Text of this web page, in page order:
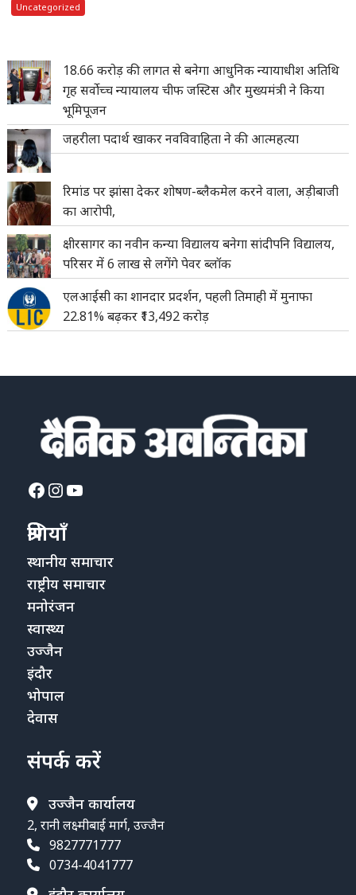
Uncategorized
18.66 करोड़ की लागत से बनेगा आधुनिक न्यायाधीश अतिथि
गृह सर्वोच्च न्यायालय चीफ जस्टिस और मुख्यमंत्री ने किया
भूमिपूजन
जहरीला पदार्थ खाकर नवविवाहिता ने की आत्महत्या
रिमांड पर झांसा देकर शोषण-ब्लैकमेल करने वाला, अड़ीबाजी
का आरोपी,
क्षीरसागर का नवीन कन्या विद्यालय बनेगा सांदीपनि विद्यालय,
परिसर में 6 लाख से लगेंगे पेवर ब्लॉक
एलआईसी का शानदार प्रदर्शन, पहली तिमाही में मुनाफा
22.81% बढ़कर ₹13,492 करोड़
Facebook
Instagram
YouTube
श्रेणियाँ
स्थानीय समाचार
राष्ट्रीय समाचार
मनोरंजन
स्वास्थ्य
उज्जैन
इंदौर
भोपाल
देवास
संपर्क करें
उज्जैन कार्यालय
2, रानी लक्ष्मीबाई मार्ग, उज्जैन
9827771777
0734-4041777